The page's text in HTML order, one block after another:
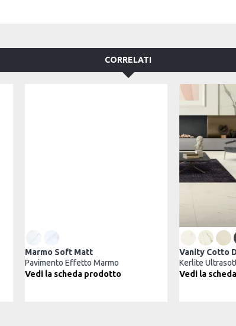
CORRELATI
Oro
Marmo
prodotto
Pavimento Effetto Marmo
Vedi la scheda prodotto